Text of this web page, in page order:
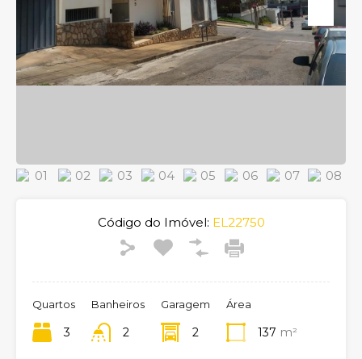
Código do Imóvel: EL22750
Quartos
3
Banheiros
2
Garagem
2
Área
137 m²